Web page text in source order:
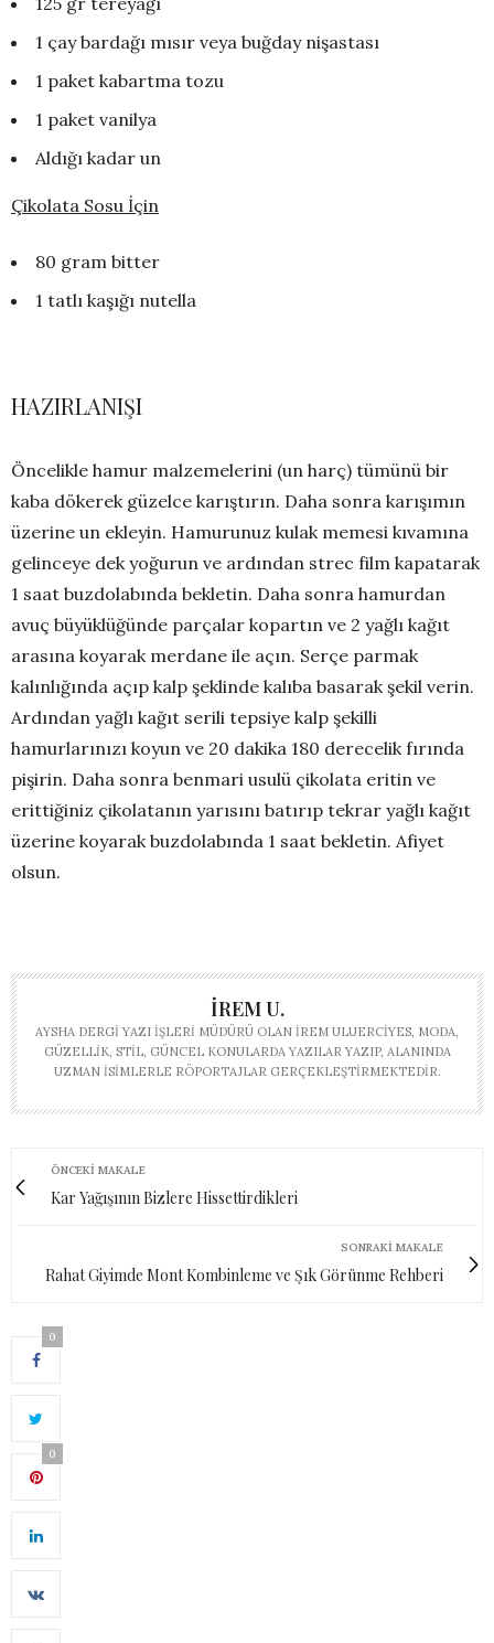
1 çay bardağı mısır veya buğday nişastası
1 paket kabartma tozu
1 paket vanilya
Aldığı kadar un
Çikolata Sosu İçin
80 gram bitter
1 tatlı kaşığı nutella
HAZIRLANIŞI
Öncelikle hamur malzemelerini (un harç) tümünü bir
kaba dökerek güzelce karıştırın. Daha sonra karışımın
üzerine un ekleyin. Hamurunuz kulak memesi kıvamına
gelinceye dek yoğurun ve ardından strec film kapatarak
1 saat buzdolabında bekletin. Daha sonra hamurdan
avuç büyüklüğünde parçalar kopartın ve 2 yağlı kağıt
arasına koyarak merdane ile açın. Serçe parmak
kalınlığında açıp kalp şeklinde kalıba basarak şekil verin.
Ardından yağlı kağıt serili tepsiye kalp şekilli
hamurlarınızı koyun ve 20 dakika 180 derecelik fırında
pişirin. Daha sonra benmari usulü çikolata eritin ve
erittiğiniz çikolatanın yarısını batırıp tekrar yağlı kağıt
üzerine koyarak buzdolabında 1 saat bekletin. Afiyet
olsun.
İREM U.
AYSHA DERGI YAZI İŞLERI MÜDÜRÜ OLAN İREM ULUERCIYES, MODA,
GÜZELLIK, STIL, GÜNCEL KONULARDA YAZILAR YAZIP, ALANINDA
UZMAN ISIMLERLE RÖPORTAJLAR GERÇEKLEŞTIRMEKTEDIR.
ÖNCEKI MAKALE
Kar Yağışının Bizlere Hissettirdikleri
SONRAKI MAKALE
Rahat Giyimde Mont Kombinleme ve Şık Görünme Rehberi
0
0